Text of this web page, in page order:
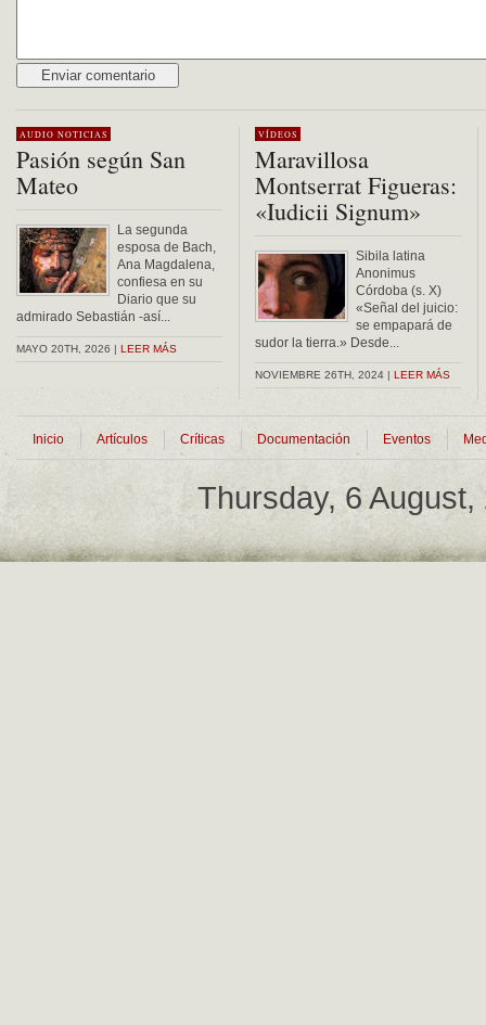
AUDIO NOTICIAS
Pasión según San
Mateo
La segunda
esposa de Bach,
Ana Magdalena,
confiesa en su
Diario que su
admirado Sebastián -así...
MAYO 20TH, 2026 | LEER MÁS
VÍDEOS
Maravillosa
Montserrat Figueras:
«Iudicii Signum»
Sibila latina
Anonimus
Córdoba (s. X)
«Señal del juicio:
se empapará de
sudor la tierra.» Desde...
NOVIEMBRE 26TH, 2024 | LEER MÁS
Inicio Artículos Críticas Documentación Eventos
Thursday, 6